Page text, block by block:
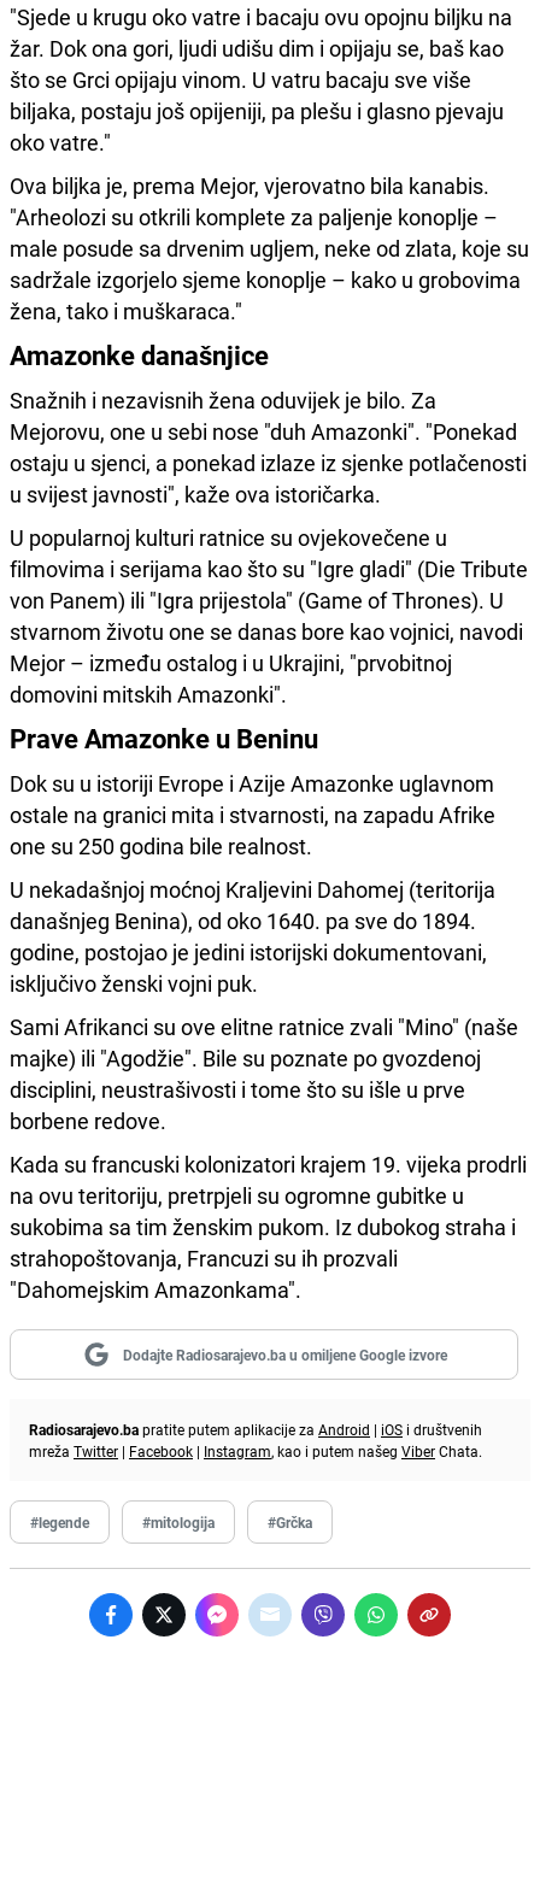
"Sjede u krugu oko vatre i bacaju ovu opojnu biljku na
žar. Dok ona gori, ljudi udišu dim i opijaju se, baš kao
što se Grci opijaju vinom. U vatru bacaju sve više
biljaka, postaju još opijeniji, pa plešu i glasno pjevaju
oko vatre."
Ova biljka je, prema Mejor, vjerovatno bila kanabis.
"Arheolozi su otkrili komplete za paljenje konoplje –
male posude sa drvenim ugljem, neke od zlata, koje su
sadržale izgorjelo sjeme konoplje – kako u grobovima
žena, tako i muškaraca."
Amazonke današnjice
Snažnih i nezavisnih žena oduvijek je bilo. Za
Mejorovu, one u sebi nose "duh Amazonki". "Ponekad
ostaju u sjenci, a ponekad izlaze iz sjenke potlačenosti
u svijest javnosti", kaže ova istoričarka.
U popularnoj kulturi ratnice su ovjekovečene u
filmovima i serijama kao što su "Igre gladi" (Die Tribute
von Panem) ili "Igra prijestola" (Game of Thrones). U
stvarnom životu one se danas bore kao vojnici, navodi
Mejor – između ostalog i u Ukrajini, "prvobitnoj
domovini mitskih Amazonki".
Prave Amazonke u Beninu
Dok su u istoriji Evrope i Azije Amazonke uglavnom
ostale na granici mita i stvarnosti, na zapadu Afrike
one su 250 godina bile realnost.
U nekadašnjoj moćnoj Kraljevini Dahomej (teritorija
današnjeg Benina), od oko 1640. pa sve do 1894.
godine, postojao je jedini istorijski dokumentovani,
isključivo ženski vojni puk.
Sami Afrikanci su ove elitne ratnice zvali "Mino" (naše
majke) ili "Agodžie". Bile su poznate po gvozdenoj
disciplini, neustrašivosti i tome što su išle u prve
borbene redove.
Kada su francuski kolonizatori krajem 19. vijeka prodrli
na ovu teritoriju, pretrpjeli su ogromne gubitke u
sukobima sa tim ženskim pukom. Iz dubokog straha i
strahopoštovanja, Francuzi su ih prozvali
"Dahomejskim Amazonkama".
Dodajte Radiosarajevo.ba u omiljene Google izvore
Radiosarajevo.bapratite putem aplikacije za Android | iOS i društvenih
mreža Twitter | Facebook | Instagram, kao i putem našeg ViberChata.
#legende #mitologija #Grčka